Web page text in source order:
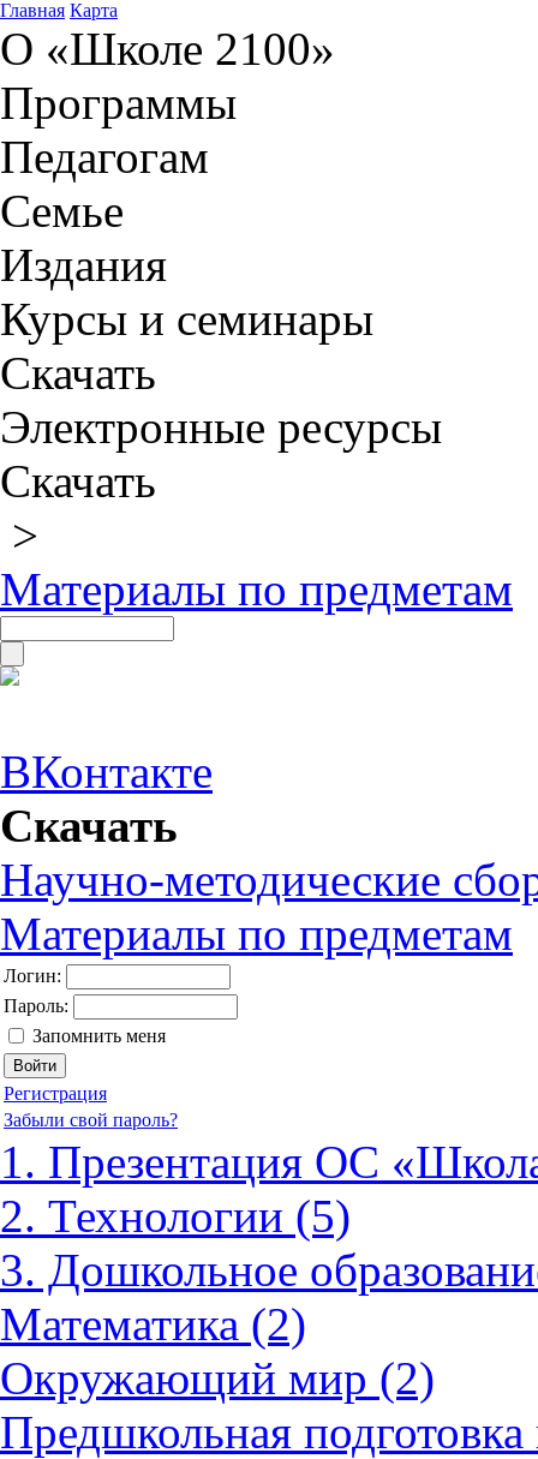
Главная Карта
О «Школе 2100»
Программы
Педагогам
Семье
Издания
Курсы и семинары
Скачать
Электронные ресурсы
Скачать
>
Материалы по предметам
ВКонтакте
Скачать
Научно-методические
Материалы по предметам
Логин:
Пароль:
Запомнить меня
Регистрация
Забыли свой пароль?
1. Презентация ОС
2. Технологии (5)
3. Дошкольное
Математика (2)
Окружающий мир (2)
Предшкольная